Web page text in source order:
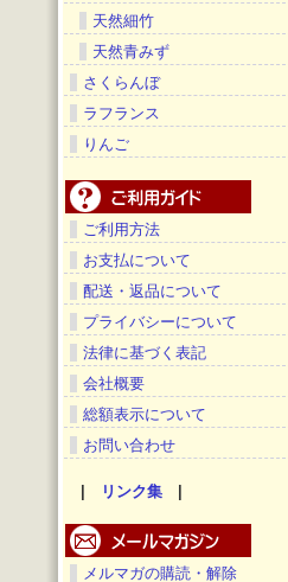
天然細竹
天然青みず
さくらんぼ
ラフランス
りんご
ご利用方法
お支払について
配送・返品について
プライバシーについて
法律に基づく表記
会社概要
総額表示について
お問い合わせ
| リンク集 |
メルマガの購読・解除